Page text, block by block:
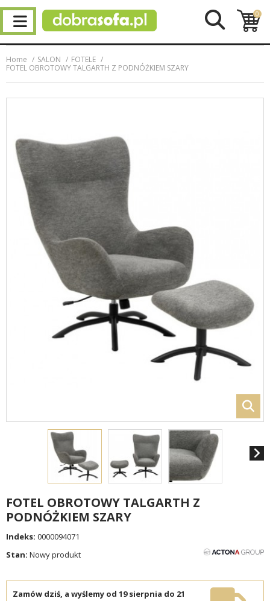
0
Home SALON
FOTELE
FOTEL OBROTOWY TALGARTH Z PODNÓŻKIEM SZARY
FOTEL OBROTOWY TALGARTH Z
PODNÓŻKIEM SZARY
Indeks: 0000094071
Stan: Nowy produkt
Zamów dziś, a wyślemy od 19 sierpnia do 21